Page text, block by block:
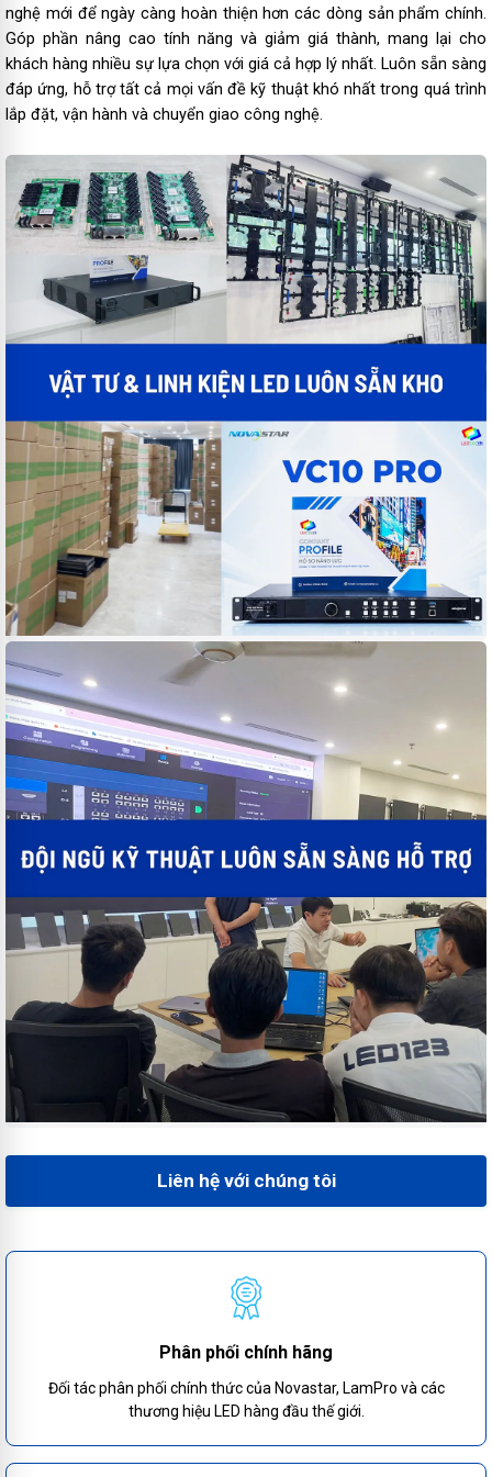
nghệ mới để ngày càng hoàn thiện hơn các dòng sản phẩm chính.
Góp phần nâng cao tính năng và giảm giá thành, mang lại cho
khách hàng nhiều sự lựa chọn với giá cả hợp lý nhất. Luôn sẵn sàng
đáp ứng, hỗ trợ tất cả mọi vấn đề kỹ thuật khó nhất trong quá trình
lắp đặt, vận hành và chuyển giao công nghệ.
Liên hệ với chúng tôi
Phân phối chính hãng
Đối tác phân phối chính thức của Novastar, LamPro và các
thương hiệu LED hàng đầu thế giới.